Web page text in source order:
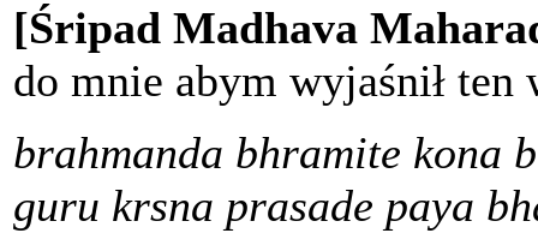
[Śripad Madhava
do mnie abym wyjaśnił ten
brahmanda bhramite kona
guru krsna prasade paya